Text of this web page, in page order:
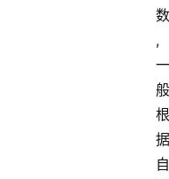
数
,
一
般
根
据
自